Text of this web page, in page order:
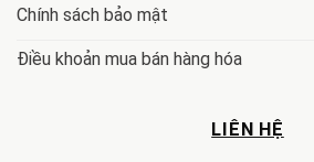
Chính sách bảo mật
Điều khoản mua bán hàng hóa
LIÊN HỆ